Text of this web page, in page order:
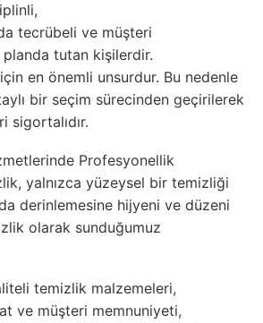
tecrübeli ve müşteri
tutan kişilerdir.
en önemli unsurdur. Bu nedenle
bir seçim sürecinden geçirilerek
sigortalıdır.
Profesyonellik
yalnızca yüzeysel bir temizliği
derinlemesine hijyeni ve düzeni
olarak sunduğumuz
temizlik malzemeleri,
ve müşteri memnuniyeti,